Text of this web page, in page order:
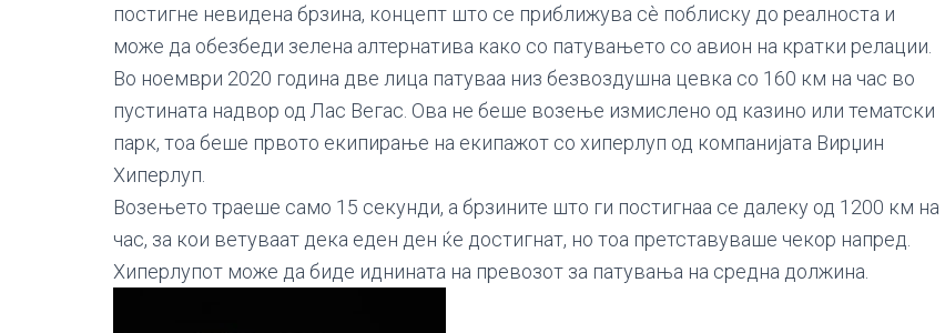
постигне невидена брзина, концепт што се приближува сè поблиску до реалноста и
може да обезбеди зелена алтернатива како со патувањето со авион на кратки релации.
Во ноември 2020 година две лица патуваа низ безвоздушна цевка со 160 км на час во
пустината надвор од Лас Вегас. Ова не беше возење измислено од казино или тематски
парк, тоа беше првото екипирање на екипажот со хиперлуп од компанијата Вирџин
Хиперлуп.
Возењето траеше само 15 секунди, а брзините што ги постигнаа се далеку од 1200 км на
час, за кои ветуваат дека еден ден ќе достигнат, но тоа претставуваше чекор напред.
Хиперлупот може да биде иднината на превозот за патувања на средна должина.